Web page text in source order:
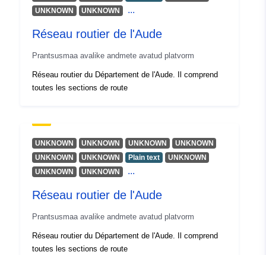
UNKNOWN
UNKNOWN ...
Réseau routier de l'Aude
Prantsusmaa avalike andmete avatud platvorm
Réseau routier du Département de l'Aude. Il comprend
toutes les sections de route
UNKNOWN UNKNOWN UNKNOWN
UNKNOWN
UNKNOWN
UNKNOWN Plain text
UNKNOWN
UNKNOWN
UNKNOWN ...
Réseau routier de l'Aude
Prantsusmaa avalike andmete avatud platvorm
Réseau routier du Département de l'Aude. Il comprend
toutes les sections de route